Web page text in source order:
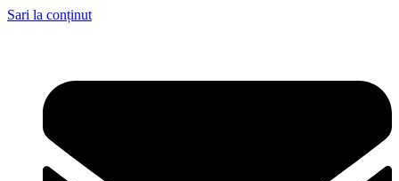
Sari la conținut